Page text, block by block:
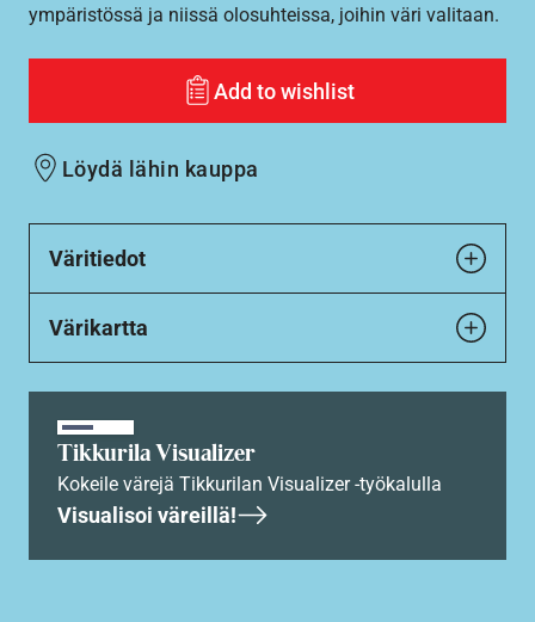
ympäristössä ja niissä olosuhteissa, joihin väri valitaan.
Add to wishlist
Löydä lähin kauppa
Väritiedot
Värikartta
Tikkurila Visualizer
Kokeile värejä Tikkurilan Visualizer -työkalulla
Visualisoi väreillä!